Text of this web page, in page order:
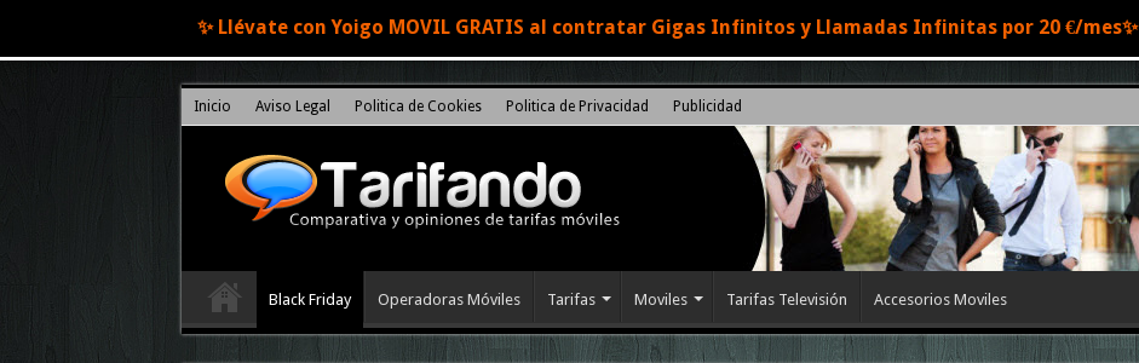
Inicio Aviso Legal Politica de Cookies Politica de Privacidad Publicidad
Black Friday Operadoras Móviles Tarifas Moviles Tarifas Televisión Accesorios Moviles
✨ Llévate con Yoigo MOVIL GRATIS al contratar Gigas Infinitos y Llamadas Infinitas por 20 €/mes✨